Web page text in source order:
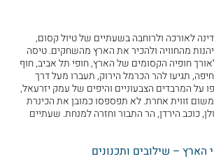
לאורכה ולרוחבה בשעתיים של טיול קסום,
מהחוויה ולהכיר את הארץ מהשחקים. טיסה
חופיה הקסומים של הארץ, חופי תל אביב, חוף
תגיעו להר הכרמל הירוק, תעברו מעל דרך
על המרבדים הצבעוניים והיפים של עמק יזרעאל,
זווית אחרת. לא תפספסו כמובן את הכינרת
כוכב הירדן, הר התבור וחזרה למנחת. שעתיים
– שילובים ותכנונים